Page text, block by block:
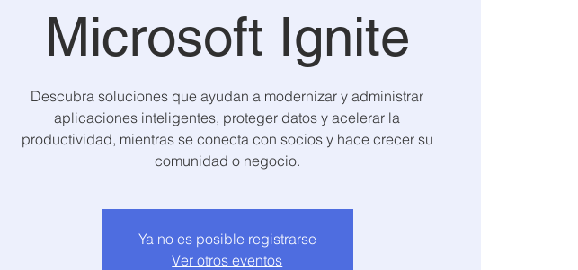
Microsoft Ignite
Descubra soluciones que ayudan a modernizar y administrar
aplicaciones inteligentes, proteger datos y acelerar la
productividad, mientras se conecta con socios y hace crecer su
Ya no es posible registrarse
Ver otros eventos